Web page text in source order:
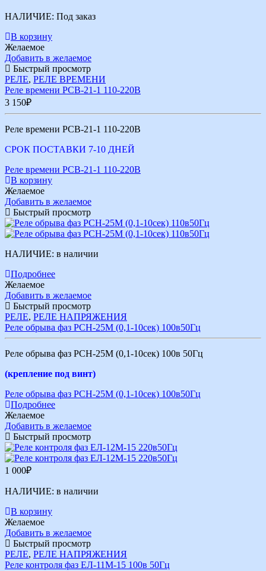
НАЛИЧИЕ: Под заказ
В корзину
Желаемое
Добавить в желаемое
Быстрый просмотр
РЕЛЕ, РЕЛЕ ВРЕМЕНИ
Реле времени РСВ-21-1 110-220В
3 150₽
Реле времени РСВ-21-1 110-220В
СРОК ПОСТАВКИ 7-10 ДНЕЙ
Реле времени РСВ-21-1 110-220В
В корзину
Желаемое
Добавить в желаемое
Быстрый просмотр
НАЛИЧИЕ: в наличии
Подробнее
Желаемое
Добавить в желаемое
Быстрый просмотр
РЕЛЕ, РЕЛЕ НАПРЯЖЕНИЯ
Реле обрыва фаз РСН-25М (0,1-10сек) 100в50Гц
Реле обрыва фаз РСН-25М (0,1-10сек) 100в 50Гц
(крепление под винт)
Реле обрыва фаз РСН-25М (0,1-10сек) 100в50Гц
Подробнее
Желаемое
Добавить в желаемое
Быстрый просмотр
1 000₽
НАЛИЧИЕ: в наличии
В корзину
Желаемое
Добавить в желаемое
Быстрый просмотр
РЕЛЕ, РЕЛЕ НАПРЯЖЕНИЯ
Реле контроля фаз ЕЛ-11М-15 100в 50Гц